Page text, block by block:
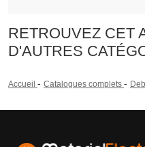
RETROUVEZ CET
D'AUTRES
Accueil - Catalogues complets -